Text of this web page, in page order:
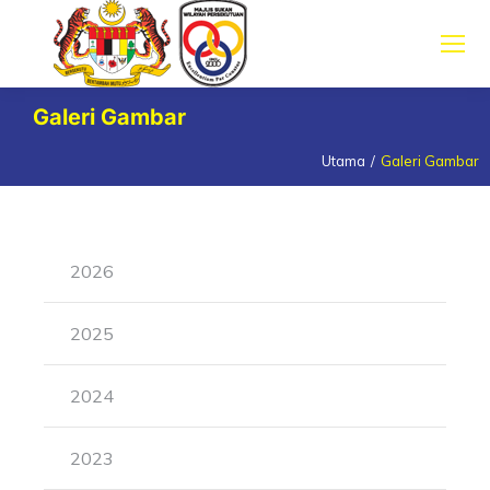
Galeri Gambar
Utama Galeri Gambar
2026
2025
2024
2023